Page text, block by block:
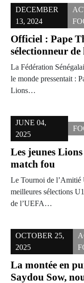
DECEMBER
13, 2024
Officiel : Pape
sélectionneur
La Fédération
le monde pressentait :
Lions…
JUNE 04,
2025
Les jeunes
match fou
Le Tournoi de l’Amitié
meilleures sélections
de l’UEFA…
OCTOBER 25,
2025
La montée en
Saydou Sow,